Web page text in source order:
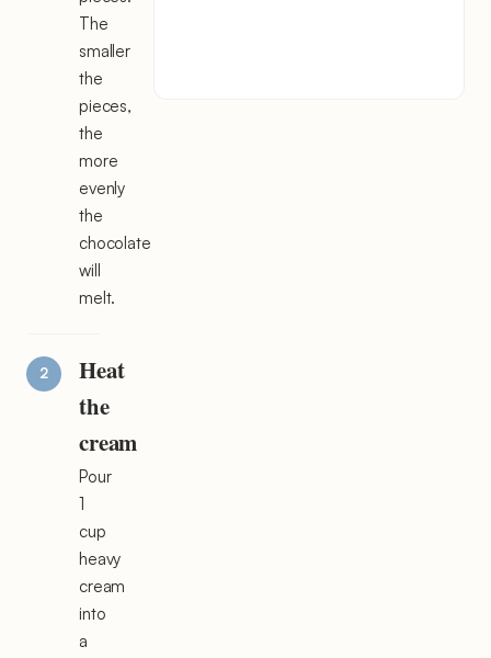
The
smaller
the
pieces,
the
more
evenly
the
chocolate
will
melt.
Heat
the
cream
Pour
1
cup
heavy
cream
into
a